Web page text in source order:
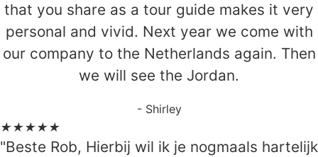
that you share as a tour guide makes it very
personal and vivid. Next year we come with
our company to the Netherlands again. Then
we will see the Jordan.
- Shirley
★★★★★
"Beste Rob, Hierbij wil ik je nogmaals hartelijk